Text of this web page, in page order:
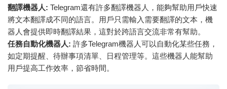
翻譯機器人: Telegram還有許多翻譯機器人，能夠幫助用戶快速
將文本翻譯成不同的語言。用戶只需輸入需要翻譯的文本，機
器人會提供即時翻譯結果，這對於跨語言交流非常有幫助。
任務自動化機器人: 許多Telegram機器人可以自動化某些任務，
如定期提醒、待辦事項清單、日程管理等。這些機器人能幫助
用戶提高工作效率，節省時間。